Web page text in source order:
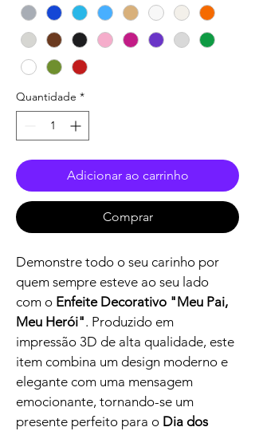
Quantidade *
Adicionar ao carrinho
Comprar
Demonstre todo o seu carinho por
quem sempre esteve ao seu lado
com o Enfeite Decorativo "Meu Pai,
Meu Herói". Produzido em
impressão 3D de alta qualidade, este
item combina um design moderno e
elegante com uma mensagem
emocionante, tornando-se um
presente perfeito para o Dia dos